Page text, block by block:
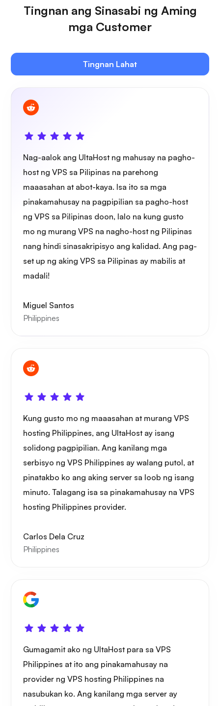
Owncast
Wireguard
Xray
Grafana
Tingnan ang Sinasabi ng Aming
mga Customer
Tingnan Lahat
Nag-aalok ang UltaHost ng mahusay na pagho-
host ng VPS sa Pilipinas na parehong
maaasahan at abot-kaya. Isa ito sa mga
pinakamahusay na pagpipilian sa pagho-host
ng VPS sa Pilipinas doon, lalo na kung gusto
mo ng murang VPS na nagho-host ng Pilipinas
nang hindi sinasakripisyo ang kalidad. Ang pag-
set up ng aking VPS sa Pilipinas ay mabilis at
madali!
Miguel Santos
Philippines
Kung gusto mo ng maaasahan at murang VPS
hosting Philippines, ang UltaHost ay isang
solidong pagpipilian. Ang kanilang mga
serbisyo ng VPS Philippines ay walang putol, at
pinatakbo ko ang aking server sa loob ng isang
minuto. Talagang isa sa pinakamahusay na VPS
hosting Philippines provider.
Carlos Dela Cruz
Philippines
Gumagamit ako ng UltaHost para sa VPS
Philippines at ito ang pinakamahusay na
provider ng VPS hosting Philippines na
nasubukan ko. Ang kanilang mga server ay